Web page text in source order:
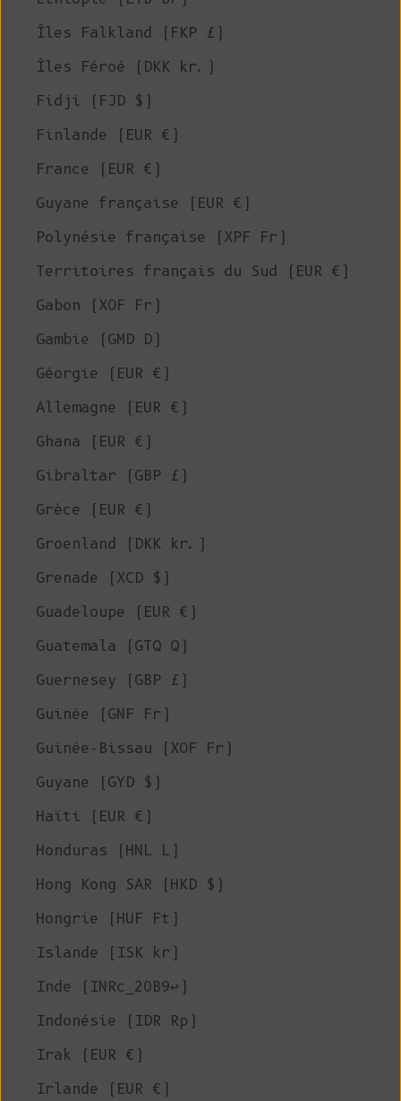
Îles Falkland (FKP £)
Îles Féroé (DKK kr.)
Fidji (FJD $)
Finlande (EUR €)
France (EUR €)
Guyane française (EUR €)
Polynésie française (XPF Fr)
Territoires français du Sud (EUR €)
Gabon (XOF Fr)
Gambie (GMD D)
Géorgie (EUR €)
Allemagne (EUR €)
Ghana (EUR €)
Gibraltar (GBP £)
Grèce (EUR €)
Groenland (DKK kr.)
Grenade (XCD $)
Guadeloupe (EUR €)
Guatemala (GTQ Q)
Guernesey (GBP £)
Guinée (GNF Fr)
Guinée-Bissau (XOF Fr)
Guyane (GYD $)
Haïti (EUR €)
Honduras (HNL L)
Hong Kong SAR (HKD $)
Hongrie (HUF Ft)
Islande (ISK kr)
Inde (INRc_20B9↩)
Indonésie (IDR Rp)
Irak (EUR €)
Irlande (EUR €)